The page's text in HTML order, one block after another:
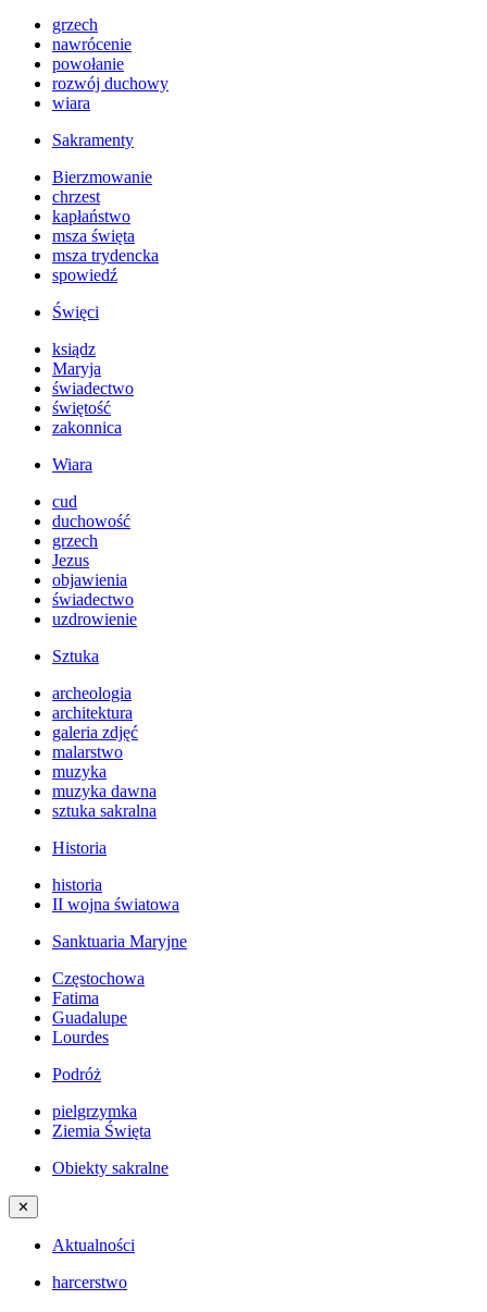
grzech
nawrócenie
powołanie
rozwój duchowy
wiara
Sakramenty
Bierzmowanie
chrzest
kapłaństwo
msza święta
msza trydencka
spowiedź
Święci
ksiądz
Maryja
świadectwo
świętość
zakonnica
Wiara
cud
duchowość
grzech
Jezus
objawienia
świadectwo
uzdrowienie
Sztuka
archeologia
architektura
galeria zdjęć
malarstwo
muzyka
muzyka dawna
sztuka sakralna
Historia
historia
II wojna światowa
Sanktuaria Maryjne
Częstochowa
Fatima
Guadalupe
Lourdes
Podróż
pielgrzymka
Ziemia Święta
Obiekty sakralne
✕
Aktualności
harcerstwo